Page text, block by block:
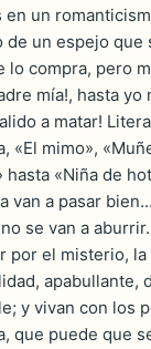
un
de un espejo que
lo compra, pero
mía!, hasta yo
a matar!
«El mimo»,
hasta «Niña de
van a pasar
se van a
por el misterio,
apabullante,
y vivan con los
que puede que